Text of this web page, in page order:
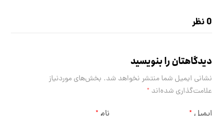
0 نظر
دیدگاهتان را بنویسید
نشانی ایمیل شما منتشر نخواهد شد. بخش‌های موردنیاز
علامت‌گذاری شده‌اند*
* *